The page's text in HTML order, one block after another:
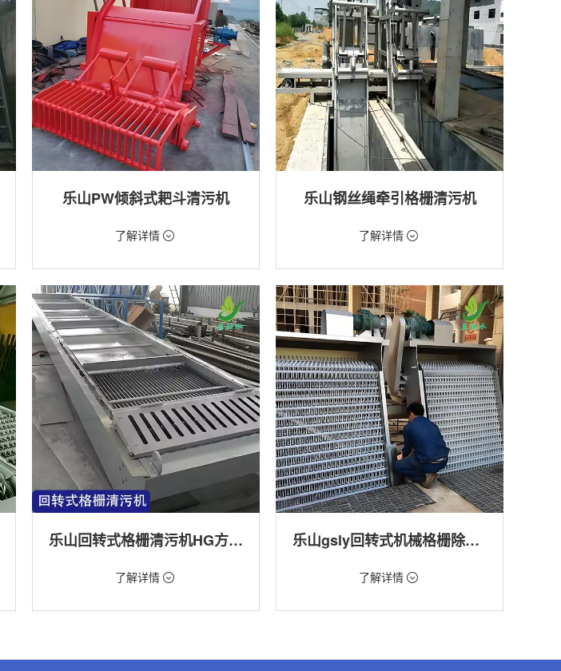
乐山PW倾斜式耙斗清污机
价格：1.28万/台了解详情
乐山钢丝绳牵引格栅清污机
价格：2888元/台了解详情
乐山回转式格栅清污机HG方型-连续式自动清污优选设备
价格：9888元/台
机
了解详情
乐山gsly回转式机械格栅除污机
价格：1.66万/台
机
了解详情